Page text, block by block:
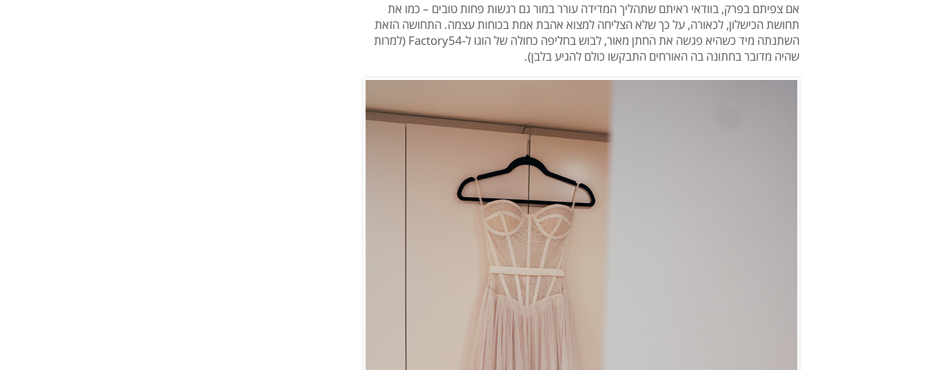
אם צפיתם בפרק, בוודאי ראיתם שתהליך המדידה עורר במור גם רגשות פחות טובים – כמו את
תחושת הכישלון, לכאורה, על כך שלא הצליחה למצוא אהבת אמת בכוחות עצמה. התחושה הזאת
השתנתה מיד כשהיא פגשה את החתן מאור, לבוש בחליפה כחולה של הוגו ל-Factory54 (למרות
שהיה מדובר בחתונה בה האורחים התבקשו כולם להגיע בלבן).